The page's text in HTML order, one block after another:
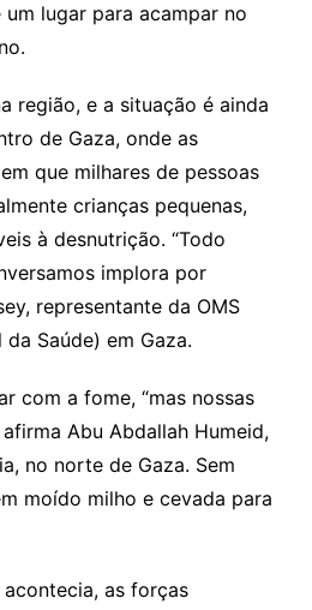
lugar para acampar no
região, e a situação é ainda
de Gaza, onde as
que milhares de pessoas
crianças pequenas,
à desnutrição. “Todo
implora por
representante da OMS
Saúde) em Gaza.
com a fome, “mas nossas
Abu Abdallah Humeid,
no norte de Gaza. Sem
moído milho e cevada para
as forças